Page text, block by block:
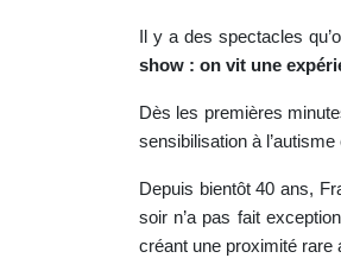
Il y a des spectacles
show : on vit une
Dès les premières
sensibilisation à l’autisme
Depuis bientôt 40 ans,
soir n’a pas fait
créant une proximité rare